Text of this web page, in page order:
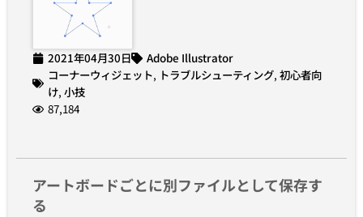
2021年04月30日
Adobe Illustrator
コーナーウィジェット, トラブルシューティング, 初心者向
け, 小技
87,184
アートボードごとに別ファイルとして保存す
る